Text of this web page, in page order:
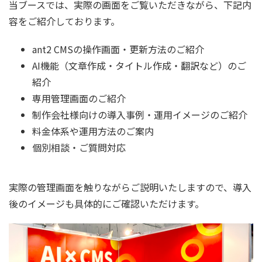
当ブースでは、実際の画面をご覧いただきながら、下記内
容をご紹介しております。
ant2 CMSの操作画面・更新方法のご紹介
AI機能（文章作成・タイトル作成・翻訳など）のご
紹介
専用管理画面のご紹介
制作会社様向けの導入事例・運用イメージのご紹介
料金体系や運用方法のご案内
個別相談・ご質問対応
実際の管理画面を触りながらご説明いたしますので、導入
後のイメージも具体的にご確認いただけます。